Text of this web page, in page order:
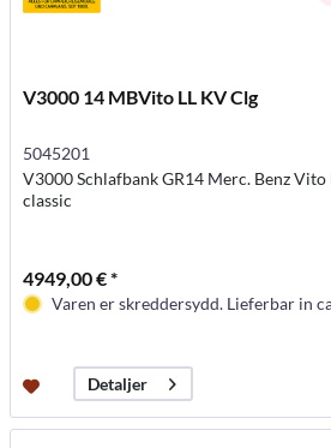
V3000 14 MBVito LL KV Clg
5045201
V3000 Schlafbank GR14 Merc. Benz
classic
4949,00 € *
Varen er skreddersydd. Lieferbar in
Detaljer